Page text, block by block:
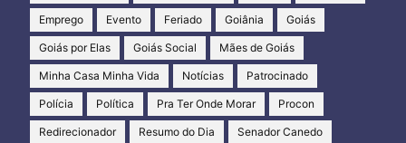
Emprego Evento Feriado Goiânia Goiás
Goiás por Elas Goiás Social Mães de Goiás
Minha Casa Minha Vida Notícias Patrocinado
Polícia Política Pra Ter Onde Morar Procon
Redirecionador Resumo do Dia Senador Canedo